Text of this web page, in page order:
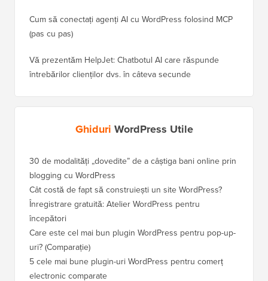
Cum să conectați agenți AI cu WordPress folosind MCP
(pas cu pas)
Vă prezentăm HelpJet: Chatbotul AI care răspunde
întrebărilor clienților dvs. în câteva secunde
Ghiduri WordPress Utile
30 de modalități „dovedite” de a câștiga bani online prin
blogging cu WordPress
Cât costă de fapt să construiești un site WordPress?
Înregistrare gratuită: Atelier WordPress pentru
începători
Care este cel mai bun plugin WordPress pentru pop-up-